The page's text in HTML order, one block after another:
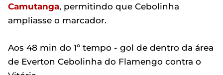
Camutanga, permitindo que Cebolinha
ampliasse o marcador.
Aos 48 min do 1º tempo - gol de dentro da área
de Everton Cebolinha do Flamengo contra o